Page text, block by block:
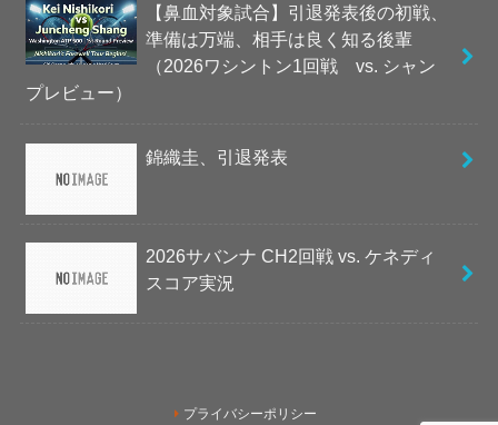
【鼻血対象試合】引退発表後の初戦、
準備は万端、相手は良く知る後輩
（2026ワシントン1回戦 vs. シャン
プレビュー）
錦織圭、引退発表
2026サバンナ CH2回戦 vs. ケネディ
スコア実況
プライバシーポリシー